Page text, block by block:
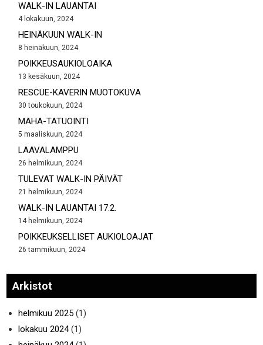
WALK-IN LAUANTAI
4 lokakuun, 2024
HEINÄKUUN WALK-IN
8 heinäkuun, 2024
POIKKEUSAUKIOLOAIKA
13 kesäkuun, 2024
RESCUE-KAVERIN MUOTOKUVA
30 toukokuun, 2024
MAHA-TATUOINTI
5 maaliskuun, 2024
LAAVALAMPPU
26 helmikuun, 2024
TULEVAT WALK-IN PÄIVÄT
21 helmikuun, 2024
WALK-IN LAUANTAI 17.2.
14 helmikuun, 2024
POIKKEUKSELLISET AUKIOLOAJAT
26 tammikuun, 2024
Arkistot
helmikuu 2025 (1)
lokakuu 2024(1)